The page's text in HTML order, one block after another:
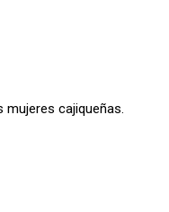
mujeres cajiqueñas.